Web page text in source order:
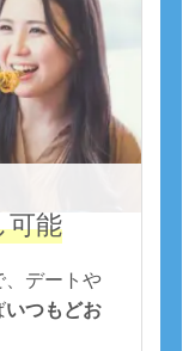
可能
、デートや
いつもどお